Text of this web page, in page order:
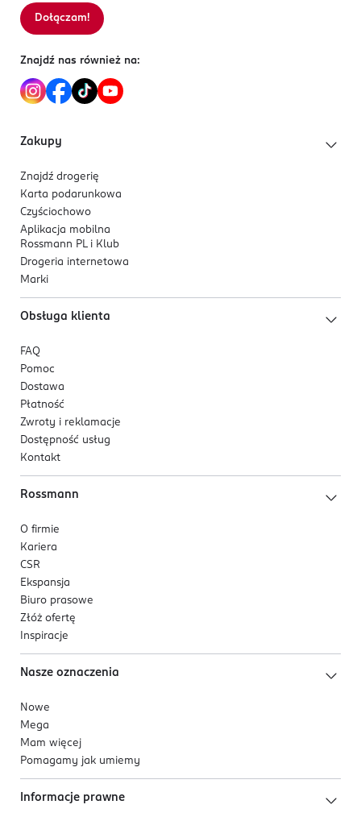
Lekka, łatwo rozprowadzająca się konsystencja
zapewniająca komfort noszenia.
Formuła wzbogacona naturalnymi biopeptydami
Duży, miękki aplikator umożliwia szybką,
karnacji.
Wegański kosmetyk, certyfikowany znakiem
Leaping Bunny Cruelty Free - nietestowany na
zwierzętach.
Sortowanie wg
Dołączam!
Znajdź nas również na:
Zakupy
Znajdź drogerię
Karta podarunkowa
Czyściochowo
Aplikacja mobilna
Rossmann PL i Klub
Drogeria internetowa
Marki
Obsługa klienta
FAQ
Pomoc
Dostawa
Płatność
Zwroty i reklamacje
Dostępność usług
Kontakt
Rossmann
O firmie
Kariera
CSR
Ekspansja
Biuro prasowe
Złóż ofertę
Inspiracje
Nasze oznaczenia
Nowe
Mega
Mam więcej
Pomagamy jak umiemy
Informacje prawne